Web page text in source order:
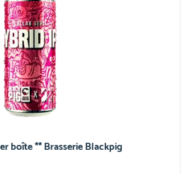
boîte ** Brasserie Blackpig